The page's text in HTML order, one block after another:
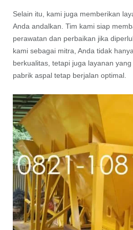
Selain itu, kami juga memberikan
Anda andalkan. Tim kami siap
perawatan dan perbaikan jika
kami sebagai mitra, Anda tidak
berkualitas, tetapi juga layanan
pabrik aspal tetap berjalan optimal.